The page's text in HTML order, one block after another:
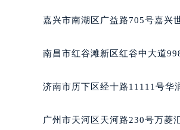
嘉兴市南湖区广益路705号嘉兴
南昌市红谷滩新区红谷中大道
济南市历下区经十路11111号华
广州市天河区天河路230号万菱